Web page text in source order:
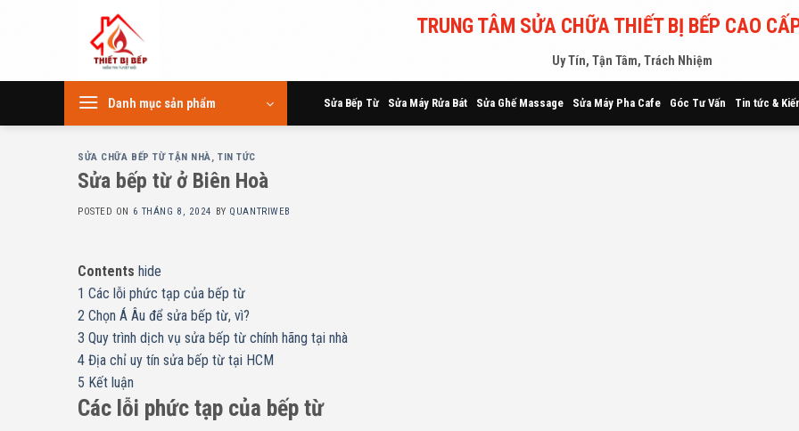
TRUNG TÂM SỬA CHỮA THIẾT BỊ BẾP CAO
Uy Tín, Tận Tâm, Trách Nhiệm
Danh mục sản phẩm Sửa Bếp Từ Sửa Máy Rửa Bát Sửa Ghế Massage Sửa Máy Pha Cafe Góc Tư Vấn Tin tức &
SỬA CHỮA BẾP TỪ TẬN NHÀ,TIN TỨC
Sửa bếp từ ở Biên Hoà
POSTED ON 6 THÁNG 8, 2024 BY QUANTRIWEB
Contents hide
1 Các lỗi phức tạp của bếp từ
2 Chọn Á Âu để sửa bếp từ, vì?
3 Quy trình dịch vụ sửa bếp từ chính hãng tại nhà
4 Địa chỉ uy tín sửa bếp từ tại HCM
5 Kết luận
Các lỗi phức tạp của bếp từ